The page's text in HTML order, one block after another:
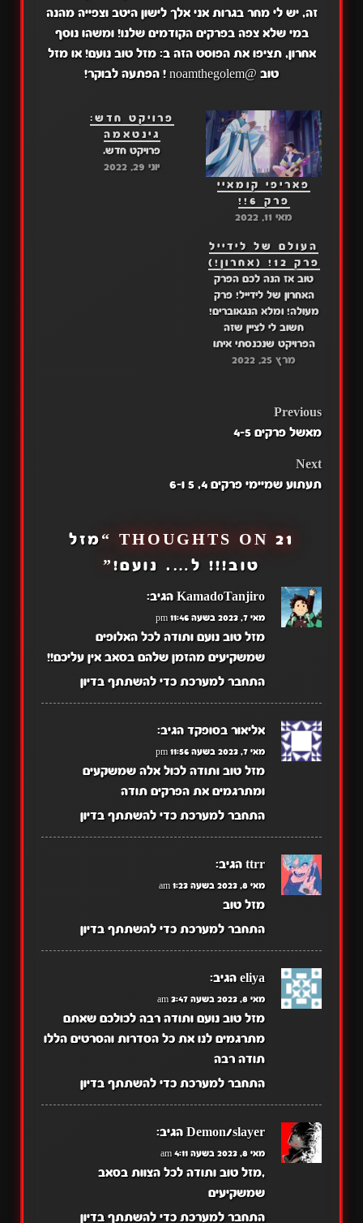
זה, יש לי מחר בגרות אני אלך לישון היטב וצפייה מהנה
במי שלא צפה בפרקים הקודמים שלנו! ומשהו נוסף
אחרון, תציפו את הפוסט הזה ב: מזל טוב נועם! או מזל
טוב @noamthegolem ! הפתעה לבוקר!
פאריפי קומאיי
פרק 6!!
מאי 11, 2022
פרויקט חדש:
גינטאמה
פרויקט חדש.
יוני 29, 2022
העולם של לידייל
פרק 12! (אחרון!)
טוב אז הנה לכם הפרק
האחרון של לידייל! פרק
מעולה! ומלא הנגאוברים!
חשוב לי לציין שזה
הפרויקט שנכנסתי איתו
לצוות האתר ומאותו יום
וצוות האתר מאחלים לכם
צפייה מהנה!
טובבבבבבבב, חשבתי
לעצמי איזה סיפור לספר
יותר…
מרץ 25, 2022
POST
Previous
מאשל פרקים 4-5
Next
תעתוע שמיימי פרקים 4, 5 ו-6
21 THOUGHTS ON “
מזל
טוב!!! ל…. נועם! ”
KamadoTanjiro הגיב:
מאי 7, 2023 בשעה 11:46 pm
מזל טוב נועם ותודה לכל האלופים
שמשקיעים מהזמן שלהם בסאב אין עליכם!!
התחבר למערכת כדי להשתתף בדיון
אליאור בסופקד הגיב:
מאי 7, 2023 בשעה 11:56 pm
מזל טוב ותודה לכול אלה שמשקעים
ומתרגמים את הפרקים תודה
התחבר למערכת כדי להשתתף בדיון
ttrr הגיב:
מאי 8, 2023 בשעה 1:23 am
מזל טוב
התחבר למערכת כדי להשתתף בדיון
eliya הגיב:
מאי 8, 2023 בשעה 3:47 am
מזל טוב נועם ותודה רבה לכולכם שאתם
מתרגמים לנו את כל הסדרות והסרטים הללו
תודה רבה
התחבר למערכת כדי להשתתף בדיון
Demon/slayer הגיב:
מאי 8, 2023 בשעה 4:11 am
,מזל טוב ותודה לכל הצוות בסאב
שמשקיעים
התחבר למערכת כדי להשתתף בדיון